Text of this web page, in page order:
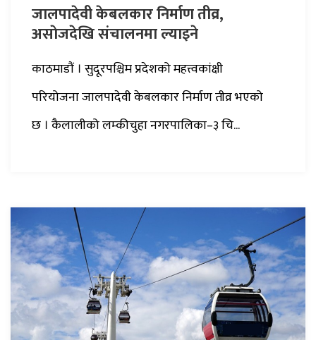
जालपादेवी केबलकार निर्माण तीव्र,
असाेजदेखि संचालनमा ल्याइने
काठमाडौं । सुदूरपश्चिम प्रदेशको महत्त्वकांक्षी
परियोजना जालपादेवी केबलकार निर्माण तीव्र भएको
छ । कैलालीको लम्कीचुहा नगरपालिका–३ चि...